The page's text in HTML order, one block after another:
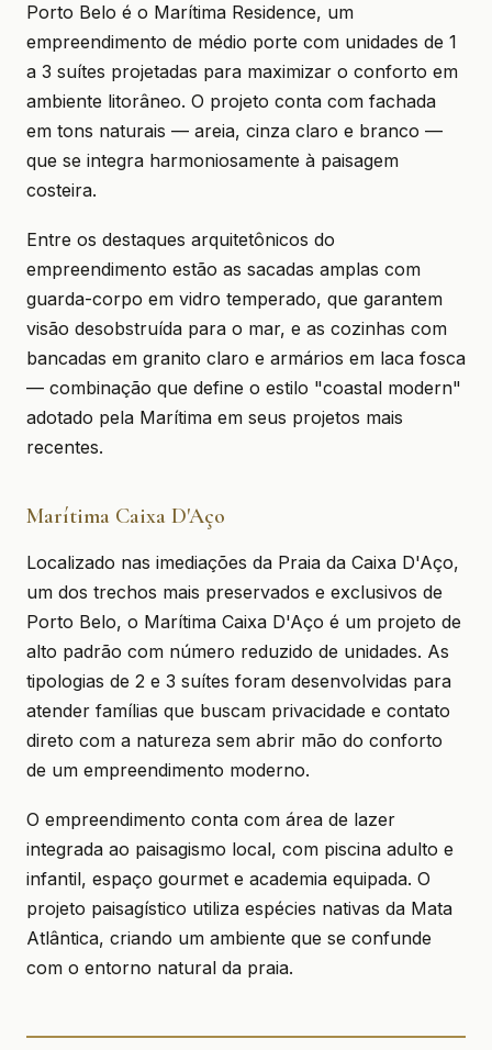
Porto Belo é o Marítima Residence, um
empreendimento de médio porte com unidades de 1
a 3 suítes projetadas para maximizar o conforto em
ambiente litorâneo. O projeto conta com fachada
em tons naturais — areia, cinza claro e branco —
que se integra harmoniosamente à paisagem
costeira.
Entre os destaques arquitetônicos do
empreendimento estão as sacadas amplas com
guarda-corpo em vidro temperado, que garantem
visão desobstruída para o mar, e as cozinhas com
bancadas em granito claro e armários em laca fosca
— combinação que define o estilo "coastal modern"
adotado pela Marítima em seus projetos mais
recentes.
Marítima Caixa D'Aço
Localizado nas imediações da Praia da Caixa D'Aço,
um dos trechos mais preservados e exclusivos de
Porto Belo, o Marítima Caixa D'Aço é um projeto de
alto padrão com número reduzido de unidades. As
tipologias de 2 e 3 suítes foram desenvolvidas para
atender famílias que buscam privacidade e contato
direto com a natureza sem abrir mão do conforto
de um empreendimento moderno.
O empreendimento conta com área de lazer
integrada ao paisagismo local, com piscina adulto e
infantil, espaço gourmet e academia equipada. O
projeto paisagístico utiliza espécies nativas da Mata
Atlântica, criando um ambiente que se confunde
com o entorno natural da praia.